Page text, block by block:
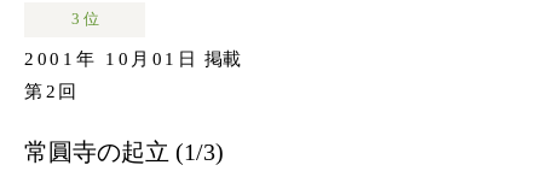
3 位
2001年 10月01日
掲載
第2回
常圓寺の起立 (1/3)